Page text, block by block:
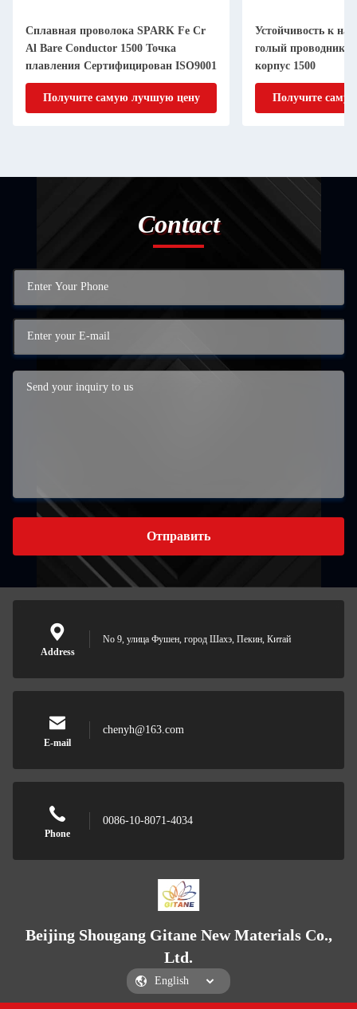
Сплавная проволока SPARK Fe Cr
Al Bare Conductor 1500 Точка
плавления Сертифицирован ISO9001
Получите самую лучшую цену
Устойчивость к
голый проводник
корпус 1500
Получите
Contact
Отправить
Address
No 9, улица Фушен, город Шахэ, Пекин, Китай
E-mail
chenyh@163.com
Phone
0086-10-8071-4034
Beijing Shougang Gitane New Materials Co.,
Ltd.